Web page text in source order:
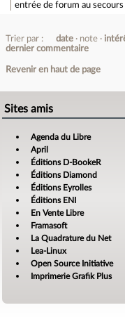
entrée de forum au
Trier par : date note
dernier commentaire
Revenir en haut de page
Sites amis
Agenda du Libre
April
Éditions D-BookeR
Éditions Diamond
Éditions Eyrolles
Éditions ENI
En Vente Libre
Framasoft
La Quadrature du Net
Lea-Linux
Open Source Initiative
Imprimerie Grafik Plus